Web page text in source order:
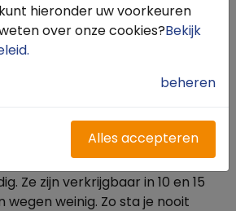
Ze zijn verkrijgbaar in 10 en 15
wegen weinig. Zo sta je nooit
hieronder uw voorkeuren
over onze cookies? Bekijk
.
beheren
Alles accepteren